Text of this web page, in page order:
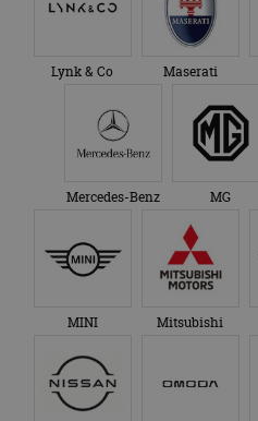
Lynk & Co Maserati
Mercedes-Benz MG
MINI Mitsubishi